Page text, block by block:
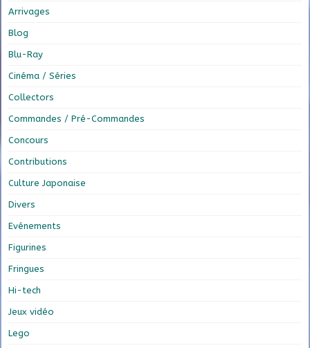
Arrivages
Blog
Blu-Ray
Cinéma / Séries
Collectors
Commandes / Pré-Commandes
Concours
Contributions
Culture Japonaise
Divers
Evénements
Figurines
Fringues
Hi-tech
Jeux vidéo
Lego